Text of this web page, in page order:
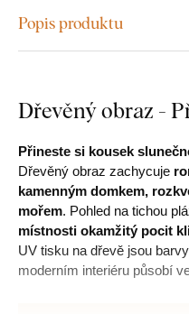
Popis produktu
Dřevěný obraz -
Přineste si kousek
Dřevěný obraz zachycuje
kamenným domkem,
mořem. Pohled na tichou
místnosti okamžitý pocit
UV tisku na dřevě jsou
moderním interiéru působí